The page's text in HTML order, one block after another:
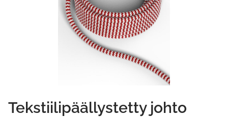
Tekstiilipäällystetty johto